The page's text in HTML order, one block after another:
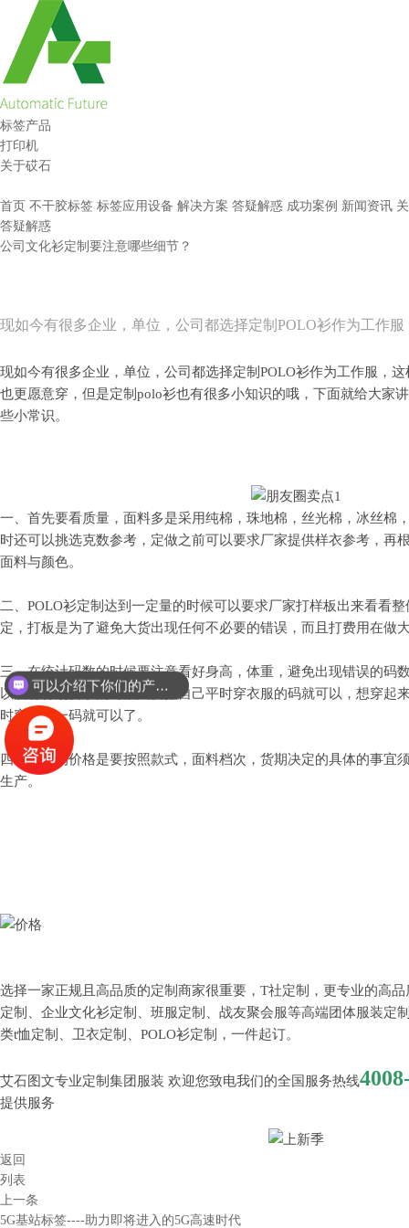
标签产品
打印机
关于砹石
首页 不干胶标签 标签应用设备 解决方案 答疑解惑 成功案例 新闻资讯
答疑解惑
公司文化衫定制要注意哪些细节？
现如今有很多企业，单位，公司都选择定制POLO衫作为工作
现如今有很多企业，单位，公司都选择定制POLO衫作为工作服，
也更愿意穿，但是定制polo衫也有很多小知识的哦，下面就给大家
些小常识。
一、首先要看质量，面料多是采用纯棉，珠地棉，丝光棉，冰丝棉
时还可以挑选克数参考，定做之前可以要求厂家提供样衣参考，再
面料与颜色。
二、POLO衫定制达到一定量的时候可以要求厂家打样板出来看看
定，打板是为了避免大货出现任何不必要的错误，而且打费用在做
三、在统计码数的时候要注意看好身高，体重，避免出现错误的码
以没有特别要求的时候只要报自己平时穿衣服的码就可以，想穿起
时穿的大一码就可以了。
四、定制的价格是要按照款式，面料档次，货期决定的具体的事宜
生产。
选择一家正规且高品质的定制商家很重要，T社定制，更专业的高
定制、企业文化衫定制、班服定制、战友聚会服等高端团体服装定
类t恤定制、卫衣定制、POLO衫定制，一件起订。
艾石图文专业定制集团服装 欢迎您致电我们的全国服务热线
提供服务
返回
列表
上一条
5G基站标签----助力即将进入的5G高速时代
可以介绍下你们的产品么？